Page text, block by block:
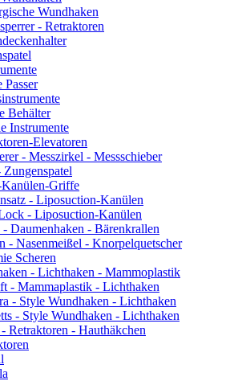
Wundhaken
- Retraktoren
Passer
Behälter
Instrumente
Elevatoren
- Messzirkel - Messschieber
Griffe
- Liposuction-Kanülen
- Liposuction-Kanülen
- Daumenhaken - Bärenkrallen
- Nasenmeißel - Knorpelquetscher
Scheren
- Lichthaken - Mammoplastik
- Mammaplastik - Lichthaken
- Style Wundhaken - Lichthaken
- Style Wundhaken - Lichthaken
Retraktoren - Hauthäkchen